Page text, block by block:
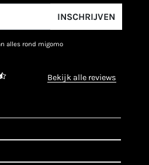
INSCHRIJVEN
alles rond migomo
bekijk alle reviews